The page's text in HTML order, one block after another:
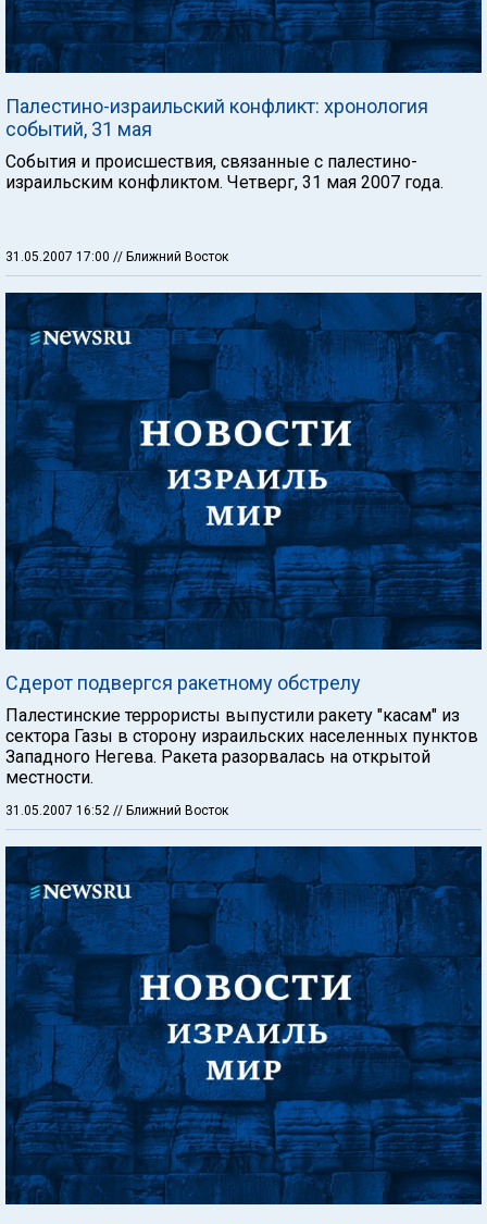
Палестино-израильский конфликт: хронология
событий, 31 мая
События и происшествия, связанные с палестино-
израильским конфликтом. Четверг, 31 мая 2007 года.
31.05.2007 17:00 // Ближний Восток
Сдерот подвергся ракетному обстрелу
Палестинские террористы выпустили ракету "касам" из
сектора Газы в сторону израильских населенных пунктов
Западного Негева. Ракета разорвалась на открытой
местности.
31.05.2007 16:52 // Ближний Восток